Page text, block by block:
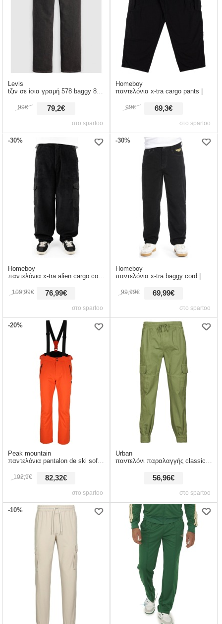
στο spartoo
Levis
tζιν σε ίσια γραμή 578 baggy 8am in charlotte |
79,2€
99€
στο spartoo
Homeboy
παντελόνια x-tra cargo pants |
69,3€
99€
-30%
στο spartoo
Homeboy
παντελόνια x-tra alien cargo cord |
76,99€
109,99€
-30%
στο spartoo
Homeboy
παντελόνια x-tra baggy cord |
69,99€
99,99€
-20%
στο spartoo
Peak mountain
παντελόνια pantalon de ski softshell homme catoza |
82,32€
102,9€
στο spartoo
Urban
παντελόνι παραλαγγής classics tb4127 |
56,96€
-10%